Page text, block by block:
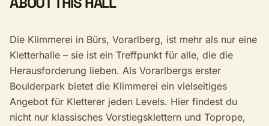
Die Klimmerei in Bürs, Vorarlberg, ist mehr als nur eine
Kletterhalle – sie ist ein Treffpunkt für alle, die die
Herausforderung lieben. Als Vorarlbergs erster
Boulderpark bietet die Klimmerei ein vielseitiges
Angebot für Kletterer jeden Levels. Hier findest du
nicht nur klassisches Vorstiegsklettern und Toprope,